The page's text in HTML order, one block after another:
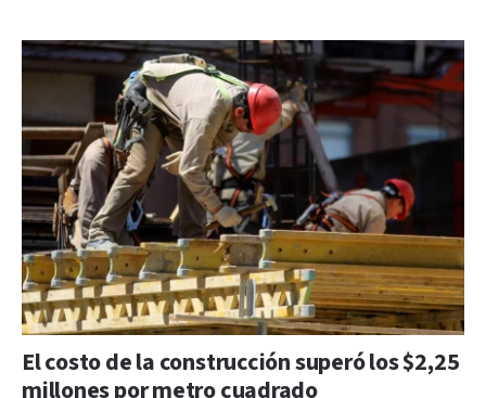
El costo de la construcción superó los $2,25
millones por metro cuadrado